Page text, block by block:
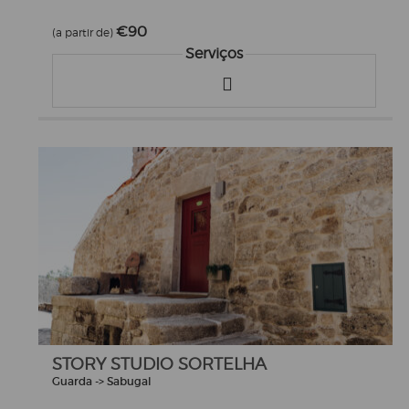
(a partir de) €90
Serviços
STORY STUDIO SORTELHA
Guarda -> Sabugal